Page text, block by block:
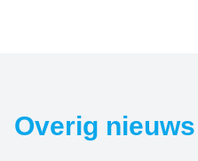
Overig nieuws